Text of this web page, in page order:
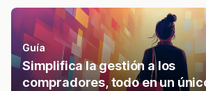
Guía
Simplifica la gestión a los
compradores, todo en un